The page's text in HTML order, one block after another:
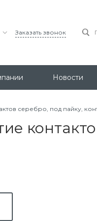
Заказать звонок
Новости
серебро, под пайку,